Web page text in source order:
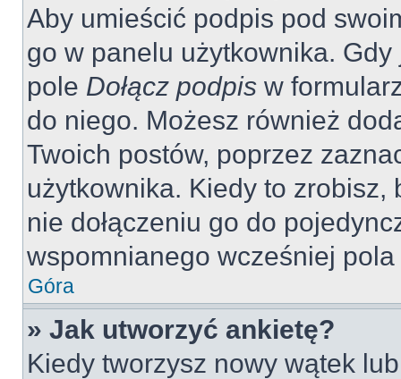
Aby umieścić podpis pod
go w panelu użytkownika.
pole Dołącz podpis w
do niego. Możesz również
Twoich postów, poprzez
użytkownika. Kiedy to zrobisz,
nie dołączeniu go do
wspomnianego wcześniej
Góra
» Jak utworzyć ankietę?
Kiedy tworzysz nowy wątek